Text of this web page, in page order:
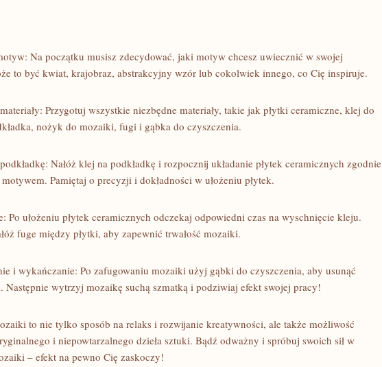
Na⁢ początku musisz zdecydować,⁤ jaki‍ motyw chcesz ⁤uwiecznić⁣ w swojej
to być kwiat, krajobraz, abstrakcyjny wzór lub⁢ cokolwiek innego, co ⁣Cię inspiruje.
Przygotuj wszystkie‌ niezbędne materiały, takie jak płytki ceramiczne, klej​ do
​nożyk do mozaiki, fugi i⁣ gąbka do ​czyszczenia.
‌Nałóż klej na podkładkę i rozpocznij układanie⁢ płytek‍ ceramicznych ⁢zgodnie⁤
Pamiętaj o precyzji i⁢ dokładności⁣ w ułożeniu płytek.
Po ułożeniu ‍płytek ceramicznych odczekaj odpowiedni czas‍ na ‌wyschnięcie‌ kleju.
fuge między płytki, aby zapewnić trwałość mozaiki.
i wykańczanie: Po zafugowaniu mozaiki​ użyj gąbki do​ czyszczenia, aby ⁤usunąć
Następnie‌ wytrzyj mozaikę suchą szmatką i ⁣podziwiaj efekt swojej​ pracy!
to nie tylko⁣ sposób na⁢ relaks i rozwijanie kreatywności,‍ ale także możliwość
i​ niepowtarzalnego‍ dzieła ‍sztuki. Bądź ​odważny i ‌spróbuj swoich sił w
– ‍efekt‌ na pewno Cię zaskoczy!